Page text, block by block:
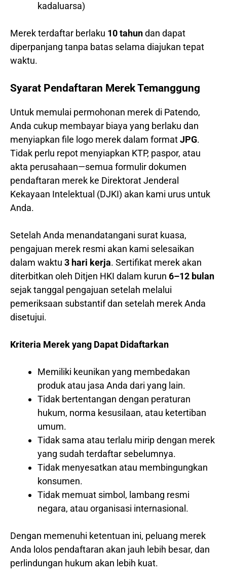
kadaluarsa)
Merek terdaftar berlaku 10 tahundan dapat
diperpanjang tanpa batas selama diajukan tepat
waktu.
Syarat Pendaftaran Merek Temanggung
Untuk memulai permohonan merek di Patendo,
Anda cukup membayar biaya yang berlaku dan
menyiapkan file logo merek dalam formatJPG.
Tidak perlu repot menyiapkan KTP, paspor, atau
akta perusahaan—semua formulir dokumen
pendaftaran merek ke Direktorat Jenderal
Kekayaan Intelektual (DJKI) akan kami urus untuk
Anda.
Setelah Anda menandatangani surat kuasa,
pengajuan merek resmi akan kami selesaikan
dalam waktu 3 hari kerja. Sertifikat merek akan
diterbitkan oleh Ditjen HKI dalam kurun 6–12 bulan
sejak tanggal pengajuan setelah melalui
pemeriksaan substantif dan setelah merek Anda
disetujui.
Kriteria Merek yang Dapat Didaftarkan
Memiliki keunikan yang membedakan
produk atau jasa Anda dari yang lain.
Tidak bertentangan dengan peraturan
hukum, norma kesusilaan, atau ketertiban
umum.
Tidak sama atau terlalu mirip dengan merek
yang sudah terdaftar sebelumnya.
Tidak menyesatkan atau membingungkan
konsumen.
Tidak memuat simbol, lambang resmi
negara, atau organisasi internasional.
Dengan memenuhi ketentuan ini, peluang merek
Anda lolos pendaftaran akan jauh lebih besar, dan
perlindungan hukum akan lebih kuat.